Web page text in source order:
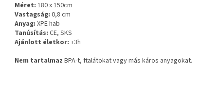
Méret: 180 x 150cm
Vastagság: 0,8 cm
Anyag: XPE hab
Tanúsítás: CE, SKS
Ajánlott életkor: +3h
Nem tartalmaz BPA-t, ftalátokat vagy más káros anyagokat.